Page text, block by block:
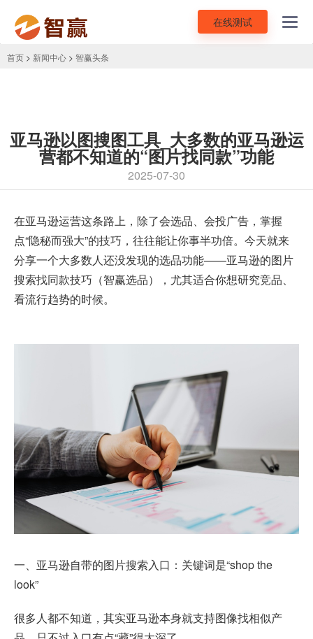
在线测试
首页 > 新闻中心 > 智赢头条
亚马逊以图搜图工具_大多数的亚马逊运
营都不知道的“图片找同款”功能
2025-07-30
在亚马逊运营这条路上，除了会选品、会投广告，掌握
点“隐秘而强大”的技巧，往往能让你事半功倍。今天就来
分享一个大多数人还没发现的选品功能——亚马逊的图片
搜索找同款技巧（智赢选品），尤其适合你想研究竞品、
看流行趋势的时候。
一、亚马逊自带的图片搜索入口：关键词是“shop the
look”
很多人都不知道，其实亚马逊本身就支持图像找相似产